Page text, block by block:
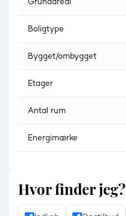
Grundareal
Boligtype
Bygget/ombygget
Etager
Antal rum
Energimærke
Hvor finder jeg?